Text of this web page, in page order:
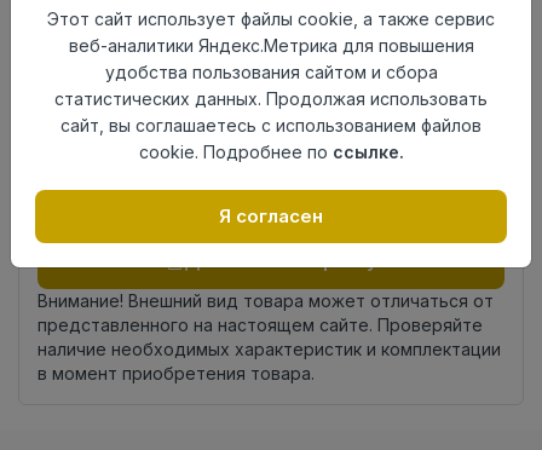
Размер
доски
1292×193мм
Теплый пол
до +27 градусов
Фаска
4V
Замок
Clic It
Россия
Внимание! Внешний вид товара может отличаться от
представленного на настоящем сайте. Проверяйте
наличие необходимых характеристик и комплектации
в момент приобретения товара.
Этот сайт использует файлы cookie, а также сервис
веб-аналитики Яндекс.Метрика для повышения
удобства пользования сайтом и сбора
статистических данных. Продолжая использовать
сайт, вы соглашаетесь с использованием файлов
cookie. Подробнее по ссылке.
Я согласен